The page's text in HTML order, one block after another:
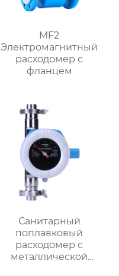
MF2
Электромагнитный
расходомер с
фланцем
Санитарный
поплавковый
расходомер с
металлической